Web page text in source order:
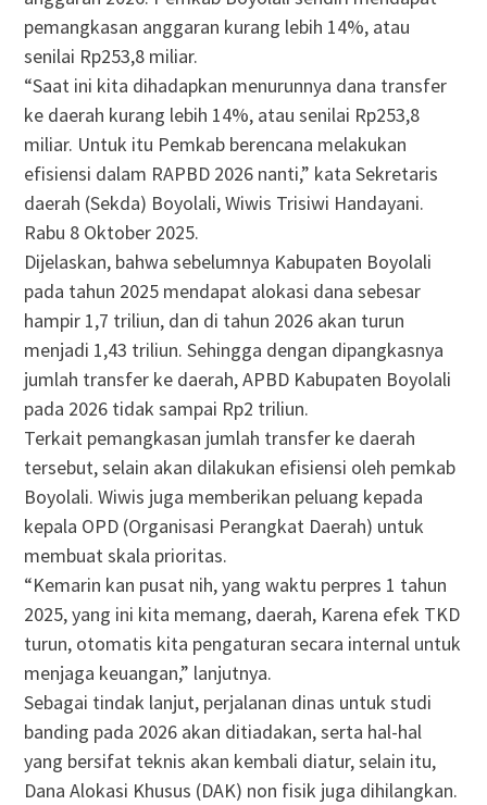
pemangkasan anggaran kurang lebih 14%, atau
senilai Rp253,8 miliar.
“Saat ini kita dihadapkan menurunnya dana transfer
ke daerah kurang lebih 14%, atau senilai Rp253,8
miliar. Untuk itu Pemkab berencana melakukan
efisiensi dalam RAPBD 2026 nanti,” kata Sekretaris
daerah (Sekda) Boyolali, Wiwis Trisiwi Handayani.
Rabu 8 Oktober 2025.
Dijelaskan, bahwa sebelumnya Kabupaten Boyolali
pada tahun 2025 mendapat alokasi dana sebesar
hampir 1,7 triliun, dan di tahun 2026 akan turun
menjadi 1,43 triliun. Sehingga dengan dipangkasnya
jumlah transfer ke daerah, APBD Kabupaten Boyolali
pada 2026 tidak sampai Rp2 triliun.
Terkait pemangkasan jumlah transfer ke daerah
tersebut, selain akan dilakukan efisiensi oleh pemkab
Boyolali. Wiwis juga memberikan peluang kepada
kepala OPD (Organisasi Perangkat Daerah) untuk
membuat skala prioritas.
“Kemarin kan pusat nih, yang waktu perpres 1 tahun
2025, yang ini kita memang, daerah, Karena efek TKD
turun, otomatis kita pengaturan secara internal untuk
menjaga keuangan,” lanjutnya.
Sebagai tindak lanjut, perjalanan dinas untuk studi
banding pada 2026 akan ditiadakan, serta hal-hal
yang bersifat teknis akan kembali diatur, selain itu,
Dana Alokasi Khusus (DAK) non fisik juga dihilangkan.